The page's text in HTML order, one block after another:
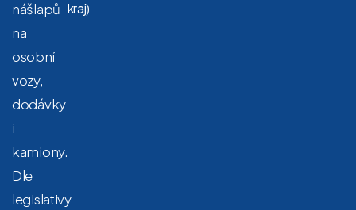
nášlapů
na
osobní
vozy,
dodávky
i
kamiony.
Dle
legislativy
kraj)